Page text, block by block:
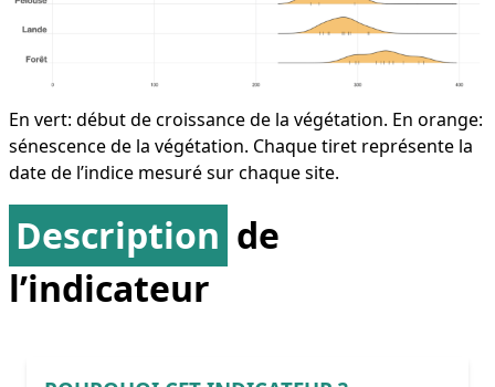
En vert: début de croissance de la végétation. En orange:
sénescence de la végétation. Chaque tiret représente la
date de l’indice mesuré sur chaque site.
Description de
l’indicateur